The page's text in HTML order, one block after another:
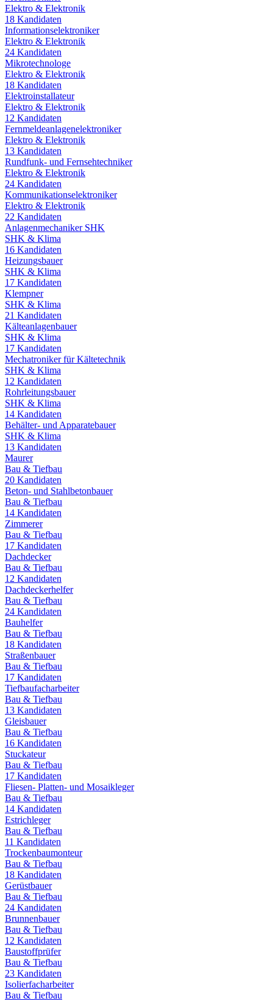
Elektro & Elektronik
18 Kandidaten
Informationselektroniker
Elektro & Elektronik
24 Kandidaten
Mikrotechnologe
Elektro & Elektronik
18 Kandidaten
Elektroinstallateur
Elektro & Elektronik
12 Kandidaten
Fernmeldeanlagenelektroniker
Elektro & Elektronik
13 Kandidaten
Rundfunk- und Fernsehtechniker
Elektro & Elektronik
24 Kandidaten
Kommunikationselektroniker
Elektro & Elektronik
22 Kandidaten
Anlagenmechaniker SHK
SHK & Klima
16 Kandidaten
Heizungsbauer
SHK & Klima
17 Kandidaten
Klempner
SHK & Klima
21 Kandidaten
Kälteanlagenbauer
SHK & Klima
17 Kandidaten
Mechatroniker für Kältetechnik
SHK & Klima
12 Kandidaten
Rohrleitungsbauer
SHK & Klima
14 Kandidaten
Behälter- und Apparatebauer
SHK & Klima
13 Kandidaten
Maurer
Bau & Tiefbau
20 Kandidaten
Beton- und Stahlbetonbauer
Bau & Tiefbau
14 Kandidaten
Zimmerer
Bau & Tiefbau
17 Kandidaten
Dachdecker
Bau & Tiefbau
12 Kandidaten
Dachdeckerhelfer
Bau & Tiefbau
24 Kandidaten
Bauhelfer
Bau & Tiefbau
18 Kandidaten
Straßenbauer
Bau & Tiefbau
17 Kandidaten
Tiefbaufacharbeiter
Bau & Tiefbau
13 Kandidaten
Gleisbauer
Bau & Tiefbau
16 Kandidaten
Stuckateur
Bau & Tiefbau
17 Kandidaten
Fliesen- Platten- und Mosaikleger
Bau & Tiefbau
14 Kandidaten
Estrichleger
Bau & Tiefbau
11 Kandidaten
Trockenbaumonteur
Bau & Tiefbau
18 Kandidaten
Gerüstbauer
Bau & Tiefbau
24 Kandidaten
Brunnenbauer
Bau & Tiefbau
12 Kandidaten
Baustoffprüfer
Bau & Tiefbau
23 Kandidaten
Isolierfacharbeiter
Bau & Tiefbau